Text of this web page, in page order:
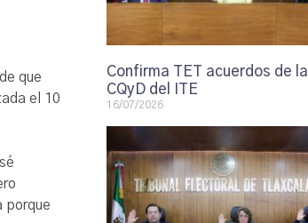
que
el 10
porque
Confirma TET acuerdos de la
CQyD del ITE
16/07/2026